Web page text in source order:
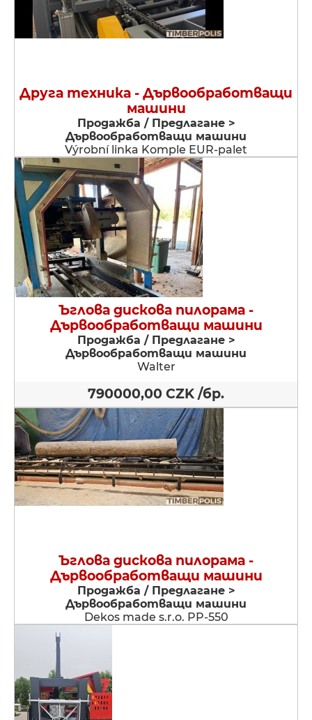
Друга техника - Дървообработващи
машини
Продажба / Предлагане >
Дървообработващи машини
Výrobní linka Komple EUR-palet
Ъглова дискова пилорама -
Дървообработващи машини
Продажба / Предлагане >
Дървообработващи машини
Walter
790000,00 CZK /бр.
Ъглова дискова пилорама -
Дървообработващи машини
Продажба / Предлагане >
Дървообработващи машини
Dekos made s.r.o. PP-550